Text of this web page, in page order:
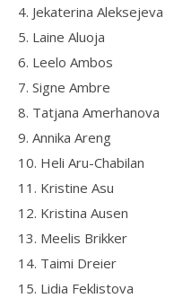
4. Jekaterina Aleksejeva
5. Laine Aluoja
6. Leelo Ambos
7. Signe Ambre
8. Tatjana Amerhanova
9. Annika Areng
10. Heli Aru-Chabilan
11. Kristine Asu
12. Kristina Ausen
13. Meelis Brikker
14. Taimi Dreier
15. Lidia Feklistova